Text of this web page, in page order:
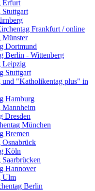
Erfurt
Stuttgart
Frankfurt / online
Münster
Dortmund
Berlin - Wittenberg
Leipzig
Stuttgart
und "Katholikentag plus" in
Hamburg
Mannheim
Dresden
München
Bremen
Osnabrück
Köln
Hannover
Ulm
Berlin